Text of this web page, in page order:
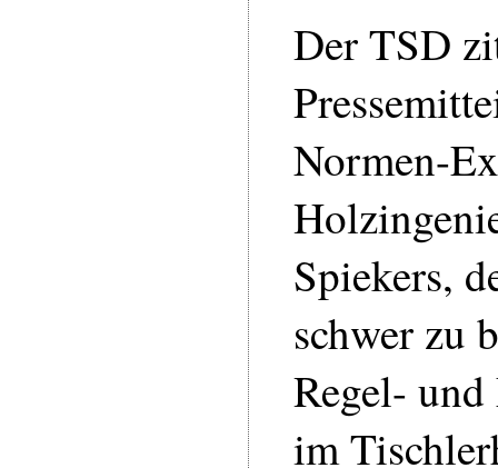
Der TSD
Normen-
Spiekers,
schwer zu
Regel-
im